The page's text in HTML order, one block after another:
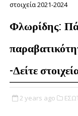
στοιχεία 2021-2024
Φλωρίδης:
-Δείτε
2 years ago